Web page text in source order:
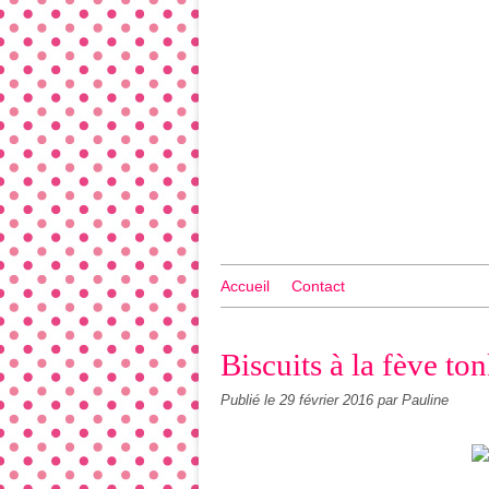
Accueil Contact
Biscuits à la fève
Publié le 29 février 2016 par Pauline